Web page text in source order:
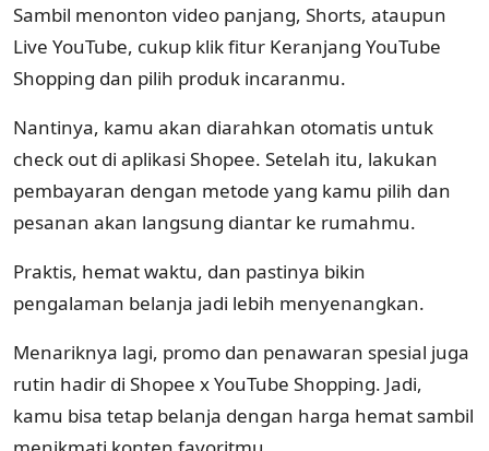
Sambil menonton video panjang, Shorts, ataupun
Live YouTube, cukup klik fitur Keranjang YouTube
Shopping dan pilih produk incaranmu.
Nantinya, kamu akan diarahkan otomatis untuk
check out di aplikasi Shopee. Setelah itu, lakukan
pembayaran dengan metode yang kamu pilih dan
pesanan akan langsung diantar ke rumahmu.
Praktis, hemat waktu, dan pastinya bikin
pengalaman belanja jadi lebih menyenangkan.
Menariknya lagi, promo dan penawaran spesial juga
rutin hadir di Shopee x YouTube Shopping. Jadi,
kamu bisa tetap belanja dengan harga hemat sambil